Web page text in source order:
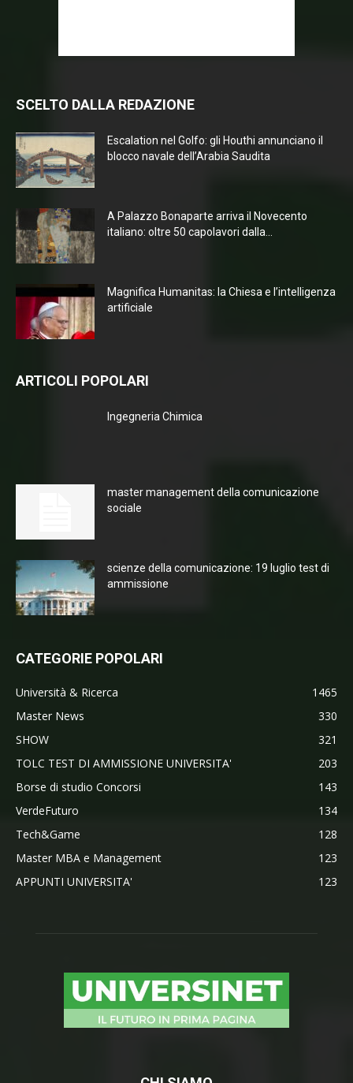
SCELTO DALLA REDAZIONE
Escalation nel Golfo: gli Houthi annunciano il
blocco navale dell’Arabia Saudita
A Palazzo Bonaparte arriva il Novecento
italiano: oltre 50 capolavori dalla...
Magnifica Humanitas: la Chiesa e l’intelligenza
artificiale
ARTICOLI POPOLARI
Ingegneria Chimica
master management della comunicazione
sociale
scienze della comunicazione: 19 luglio test di
ammissione
CATEGORIE POPOLARI
Università & Ricerca
1465
Master News
330
SHOW
321
TOLC TEST DI AMMISSIONE UNIVERSITA'
203
Borse di studio Concorsi
143
VerdeFuturo
134
Tech&Game
128
Master MBA e Management
123
APPUNTI UNIVERSITA'
123